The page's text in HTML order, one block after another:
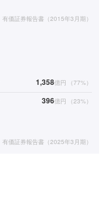
有価証券報告書（2015年3月期）
1,358億円 （77%）
396億円 （23%）
有価証券報告書（2025年3月期）